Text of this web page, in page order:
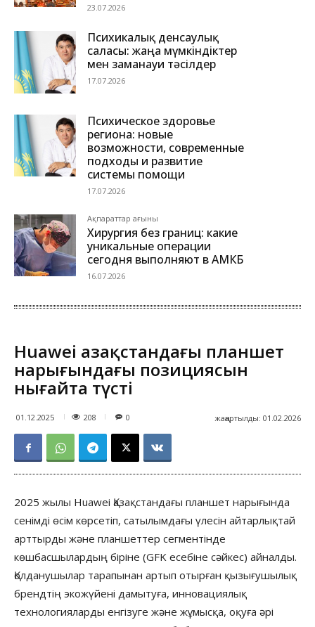
23.07.2026
Психикалық денсаулық
саласы: жаңа мүмкіндіктер
мен заманауи тәсілдер
17.07.2026
Психическое здоровье
региона: новые
возможности, современные
подходы и развитие
системы помощи
17.07.2026
Ақпараттар ағыны
Хирургия без границ: какие
уникальные операции
сегодня выполняют в АМКБ
16.07.2026